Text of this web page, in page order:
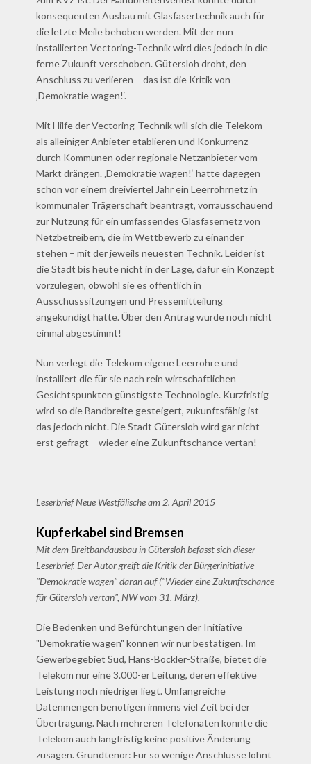
konsequenten Ausbau mit Glasfasertechnik auch für
die letzte Meile behoben werden. Mit der nun
installierten Vectoring-Technik wird dies jedoch in die
ferne Zukunft verschoben. Gütersloh droht, den
Anschluss zu verlieren – das ist die Kritik von
‚Demokratie wagen!‘.
Mit Hilfe der Vectoring-Technik will sich die Telekom
als alleiniger Anbieter etablieren und Konkurrenz
durch Kommunen oder regionale Netzanbieter vom
Markt drängen. ‚Demokratie wagen!‘ hatte dagegen
schon vor einem dreiviertel Jahr ein Leerrohrnetz in
kommunaler Trägerschaft beantragt, vorrausschauend
zur Nutzung für ein umfassendes Glasfasernetz von
Netzbetreibern, die im Wettbewerb zu einander
stehen – mit der jeweils neuesten Technik. Leider ist
die Stadt bis heute nicht in der Lage, dafür ein Konzept
vorzulegen, obwohl sie es öffentlich in
Ausschusssitzungen und Pressemitteilung
angekündigt hatte. Über den Antrag wurde noch nicht
einmal abgestimmt!
Nun verlegt die Telekom eigene Leerrohre und
installiert die für sie nach rein wirtschaftlichen
Gesichtspunkten günstigste Technologie. Kurzfristig
wird so die Bandbreite gesteigert, zukunftsfähig ist
das jedoch nicht. Die Stadt Gütersloh wird gar nicht
erst gefragt – wieder eine Zukunftschance vertan!
---
Leserbrief Neue Westfälische am 2. April 2015
Kupferkabel sind Bremsen
Mit dem Breitbandausbau in Gütersloh befasst sich dieser
Leserbrief. Der Autor greift die Kritik der Bürgerinitiative
"Demokratie wagen" daran auf ("Wieder eine Zukunftschance
für Gütersloh vertan", NW vom 31. März).
Die Bedenken und Befürchtungen der Initiative
"Demokratie wagen" können wir nur bestätigen. Im
Gewerbegebiet Süd, Hans-Böckler-Straße, bietet die
Telekom nur eine 3.000-er Leitung, deren effektive
Leistung noch niedriger liegt. Umfangreiche
Datenmengen benötigen immens viel Zeit bei der
Übertragung. Nach mehreren Telefonaten konnte die
Telekom auch langfristig keine positive Änderung
zusagen. Grundtenor: Für so wenige Anschlüsse lohnt